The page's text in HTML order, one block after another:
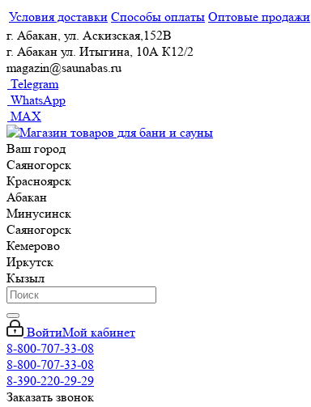
Условия доставки Способы оплаты Оптовые продажи
г. Абакан, ул. Аскизская,152В
г. Абакан ул. Итыгина, 10А К12/2
magazin@saunabas.ru
Telegram
WhatsApp
MAX
Ваш город
Саяногорск
Красноярск
Абакан
Минусинск
Саяногорск
Кемерово
Иркутск
Кызыл
ВойтиМой кабинет
8-800-707-33-08
8-800-707-33-08
8-390-220-29-29
Заказать звонок